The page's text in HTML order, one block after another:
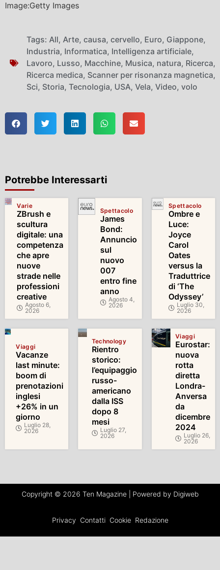
Image:Getty Images
Tags: All, Arte, causa, cervello, Euro, Giappone,
Industria, Informatica, Intelligenza artificiale,
Lavoro, Lusso, Macchine, Musica, natura, Ricerca,
Ricerca medica, Scanner per risonanza magnetica,
Sci, Storia, Tecnologia, USA, Vela, Video, volo
Potrebbe Interessarti
Varie
ZBrush e
scultura
digitale: una
competenza
che apre
nuove
strade nelle
professioni
creative
Agosto 6,
2026
Spettacolo
James
Bond:
Annuncio
sul
nuovo
007
entro fine
anno
Agosto 4,
2026
Spettacolo
Ombre e
Luce:
Joyce
Carol
Oates
versus la
Traduttrice
di ‘The
Odyssey’
Luglio 30,
2026
Viaggi
Vacanze
last minute:
boom di
prenotazioni
inglesi
+26% in un
giorno
Luglio 28,
2026
Technology
Rientro
storico:
l’equipaggio
russo-
americano
dalla ISS
dopo 8
mesi
Luglio 27,
2026
Viaggi
Eurostar:
nuova
rotta
diretta
Londra-
Anversa
da
dicembre
2024
Luglio 26,
2026
Copyright © 2026 Ten Magazine | Powered by Digiweb
Privacy Contatti Cookie Redazione